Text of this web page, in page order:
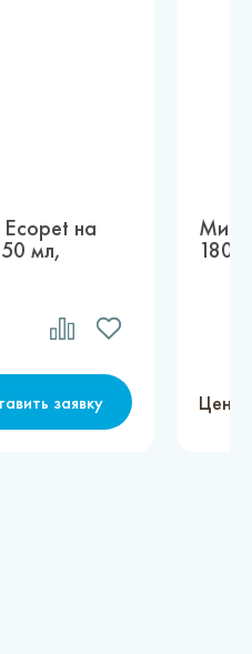
на
мл,
заявку
180
Цена